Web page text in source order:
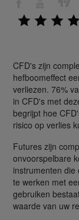
CFD's zijn
hefboomeffect
verliezen. 76%
in CFD's met
begrijpt hoe
risico op verlies
Futures zijn
onvoorspelbare
instrumenten die
te werken met
gebruiken
waarde van uw